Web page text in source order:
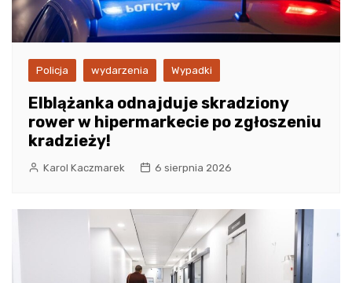
Policja wydarzenia Wypadki
Elblążanka odnajduje skradziony
rower w hipermarkecie po zgłoszeniu
kradzieży!
Karol Kaczmarek 6 sierpnia 2026